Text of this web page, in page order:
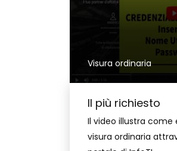
Visura ordinaria
Il più richiesto
Il video illustra
visura ordinaria